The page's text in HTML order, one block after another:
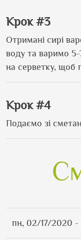
Крок #3
Отримані сирі
воду та варимо 5-
на серветку, щоб
Крок #4
Подаємо зі
пн, 02/17/2020 -